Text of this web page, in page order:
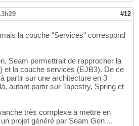
#12
la couche "Services" correspond
Seam permettrait de rapprocher la
et la couche services (EJB3). De ce
partir sur une architecture en 3
autant partir sur Tapestry, Spring et
très complexe à mettre en
projet généré par Seam Gen ...